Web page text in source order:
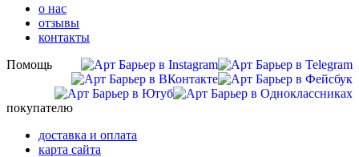
о нас
отзывы
контакты
Помощь
покупателю
доставка и оплата
карта сайта